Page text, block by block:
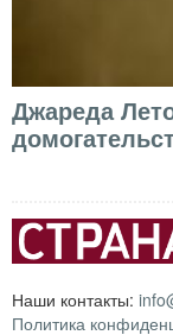
Джареда
Наши контакты:
Политика